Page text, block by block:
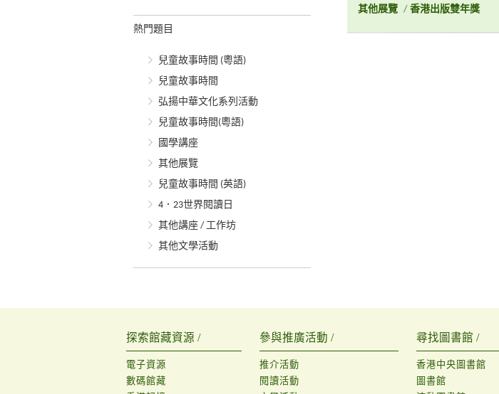
熱門題目
兒童故事時間 (粵語)
兒童故事時間
弘揚中華文化系列活動
兒童故事時間(粵語)
國學講座
其他展覽
兒童故事時間 (英語)
4．23世界閱讀日
其他講座 / 工作坊
其他文學活動
其他展覽 / 香港出版雙年獎
探索館藏資源 /
電子資源
數碼館藏
參與推廣活動 /
推介活動
閱讀活動
尋找圖書館 /
香港中央圖書館
圖書館